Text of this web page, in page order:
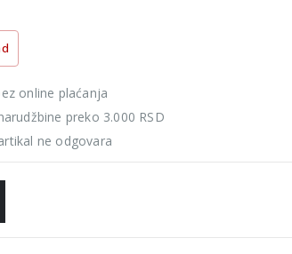
online plaćanja
preko 3.000 RSD
ne odgovara